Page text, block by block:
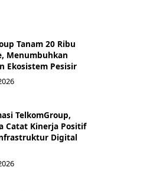
Tanam 20 Ribu
Menumbuhkan
Ekosistem Pesisir
TelkomGroup,
Catat Kinerja Positif
Digital